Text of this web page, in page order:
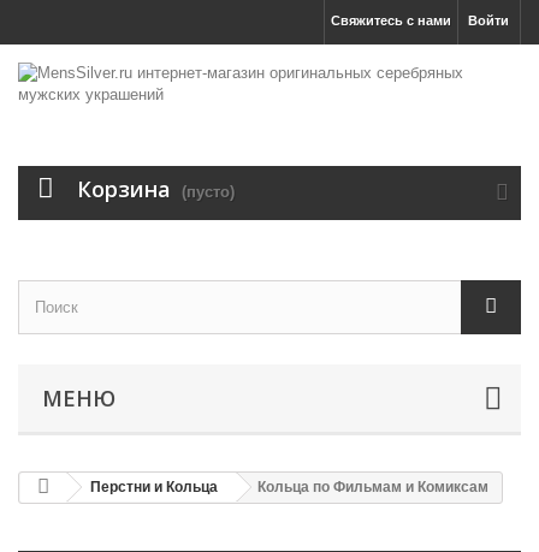
Войти
Свяжитесь с нами
Корзина (пусто)
МЕНЮ
Перстни и Кольца Кольца по Фильмам и Комиксам